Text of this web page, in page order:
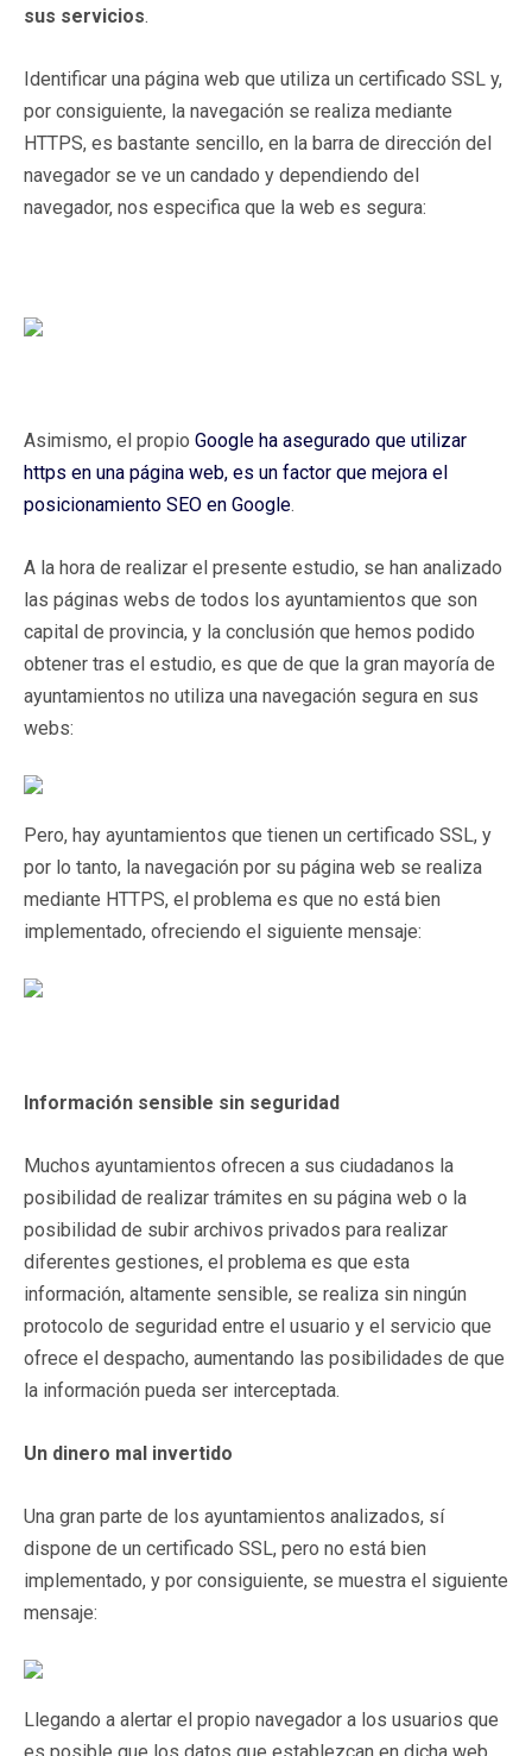
sus servicios.
Identificar una página web que utiliza un certificado SSL y,
por consiguiente, la navegación se realiza mediante
HTTPS, es bastante sencillo, en la barra de dirección del
navegador se ve un candado y dependiendo del
navegador, nos especifica que la web es segura:
Asimismo, el propio Google ha asegurado que utilizar
https en una página web, es un factor que mejora el
posicionamiento SEO en Google.
A la hora de realizar el presente estudio, se han analizado
las páginas webs de todos los ayuntamientos que son
capital de provincia, y la conclusión que hemos podido
obtener tras el estudio, es que de que la gran mayoría de
ayuntamientos no utiliza una navegación segura en sus
webs:
Pero, hay ayuntamientos que tienen un certificado SSL, y
por lo tanto, la navegación por su página web se realiza
mediante HTTPS, el problema es que no está bien
implementado, ofreciendo el siguiente mensaje:
Información sensible sin seguridad
Muchos ayuntamientos ofrecen a sus ciudadanos la
posibilidad de realizar trámites en su página web o la
posibilidad de subir archivos privados para realizar
diferentes gestiones, el problema es que esta
información, altamente sensible, se realiza sin ningún
protocolo de seguridad entre el usuario y el servicio que
ofrece el despacho, aumentando las posibilidades de que
la información pueda ser interceptada.
Un dinero mal invertido
Una gran parte de los ayuntamientos analizados, sí
dispone de un certificado SSL, pero no está bien
implementado, y por consiguiente, se muestra el siguiente
mensaje:
Llegando a alertar el propio navegador a los usuarios que